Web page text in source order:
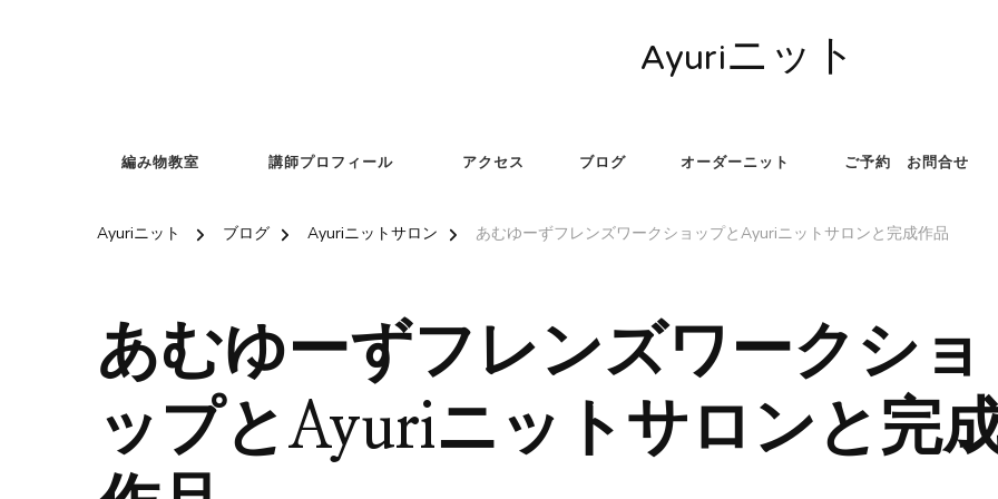
Ayuriニット
編み物教室 講師プロフィール アクセス ブログ オーダーニット ご予約 お問合せ
Ayuriニット ブログ Ayuriニットサロン あむゆーずフレンズワークショップとAyuriニットサロンと完成作品
あむゆーずフレンズワークショ
ップとAyuriニットサロンと完